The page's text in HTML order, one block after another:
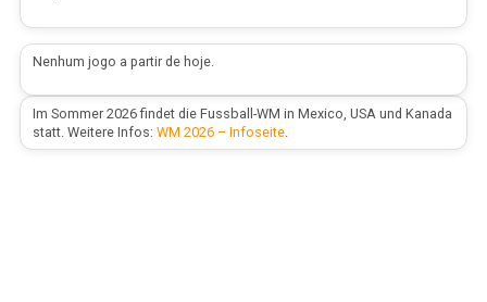
Nenhum jogo a partir de hoje.
Im Sommer 2026 findet die Fussball-WM in Mexico, USA und Kanada
statt. Weitere Infos: WM 2026 – Infoseite.